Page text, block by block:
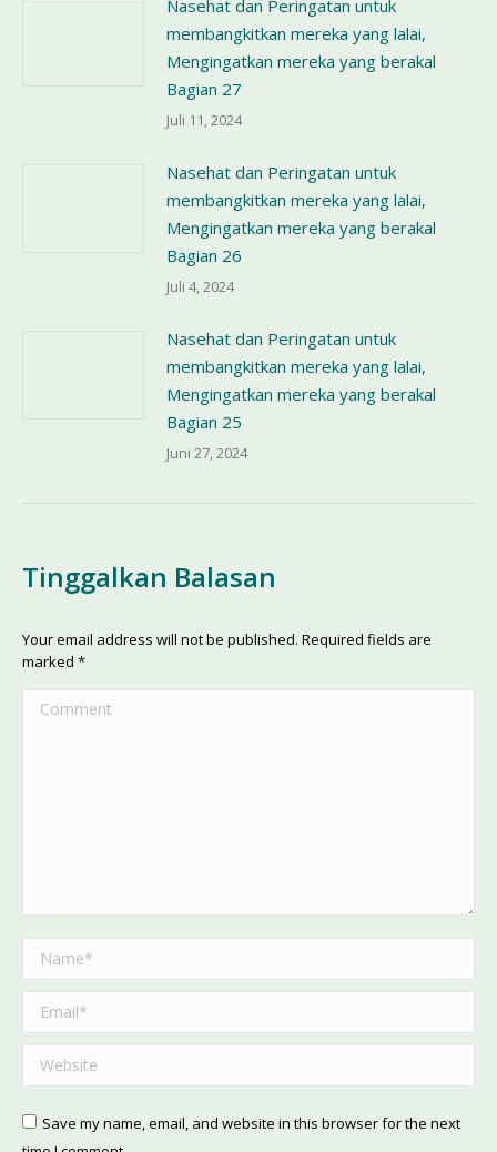
Nasehat dan Peringatan untuk
membangkitkan mereka yang lalai,
Mengingatkan mereka yang berakal
Bagian 27
Juli 11, 2024
Nasehat dan Peringatan untuk
membangkitkan mereka yang lalai,
Mengingatkan mereka yang berakal
Bagian 26
Juli 4, 2024
Nasehat dan Peringatan untuk
membangkitkan mereka yang lalai,
Mengingatkan mereka yang berakal
Bagian 25
Juni 27, 2024
Tinggalkan Balasan
Your email address will not be published. Required fields are
marked *
Comment
Name *
Email *
Website
Save my name, email, and website in this browser for the next